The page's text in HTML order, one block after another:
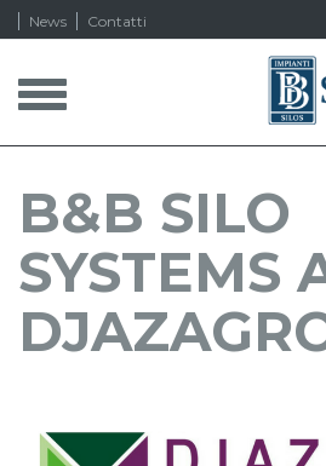
News Contatti
T
o
e
n
a
v
i
g
a
o
n
B&B SILO
SYSTEMS